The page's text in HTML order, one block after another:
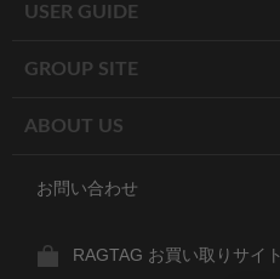
USER GUIDE
GROUP SITE
ABOUT US
お問い合わせ
RAGTAG お買い取りサイト